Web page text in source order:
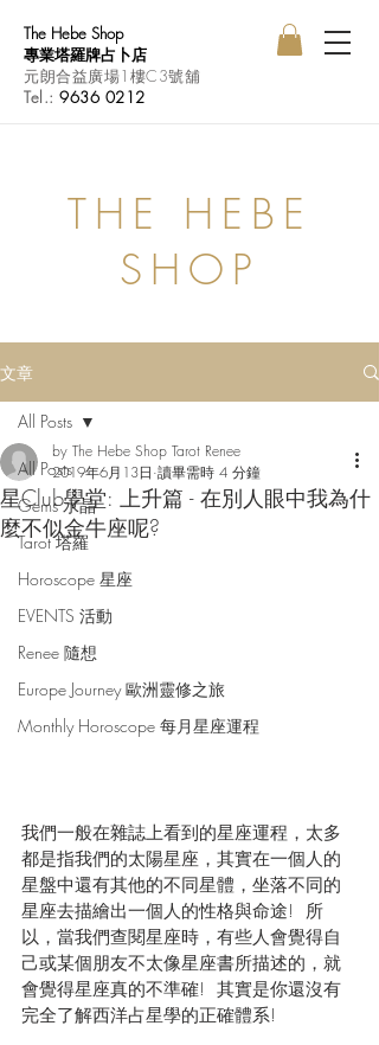
The Hebe Shop
專業塔羅牌占卜店
元朗合益廣場1樓C3號舖
Tel.:9636 0212
THE HEBE
SHOP
文章
All Posts
Gems 水晶
Tarot 塔羅
Horoscope 星座
EVENTS 活動
Renee 隨想
Europe Journey 歐洲靈修之旅
Monthly Horoscope 每月星座運程
All Posts
星Club學堂: 上升篇 - 在別人眼中我為什
麼不似金牛座呢?
by The Hebe Shop Tarot Renee
2019年6月13日 讀畢需時 4 分鐘
我們一般在雜誌上看到的星座運程，太多
都是指我們的太陽星座，其實在一個人的
星盤中還有其他的不同星體，坐落不同的
星座去描繪出一個人的性格與命途!  所
以，當我們查閱星座時，有些人會覺得自
己或某個朋友不太像星座書所描述的，就
會覺得星座真的不準確!  其實是你還沒有
完全了解西洋占星學的正確體系!